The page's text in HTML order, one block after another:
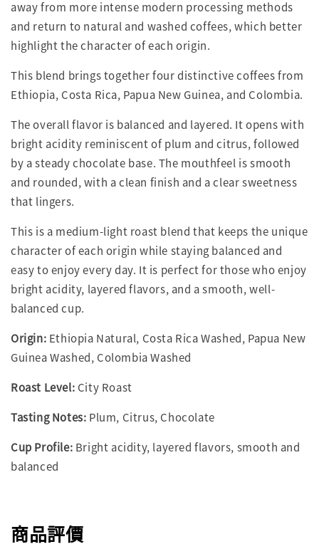
away from more intense modern processing methods
and return to natural and washed coffees, which better
highlight the character of each origin.
This blend brings together four distinctive coffees from
Ethiopia, Costa Rica, Papua New Guinea, and Colombia.
The overall flavor is balanced and layered. It opens with
bright acidity reminiscent of plum and citrus, followed
by a steady chocolate base. The mouthfeel is smooth
and rounded, with a clean finish and a clear sweetness
that lingers.
This is a medium-light roast blend that keeps the unique
character of each origin while staying balanced and
easy to enjoy every day. It is perfect for those who enjoy
bright acidity, layered flavors, and a smooth, well-
balanced cup.
Origin: Ethiopia Natural, Costa Rica Washed, Papua New
Guinea Washed, Colombia Washed
Roast Level: City Roast
Tasting Notes: Plum, Citrus, Chocolate
Cup Profile: Bright acidity, layered flavors, smooth and
balanced
商品評價